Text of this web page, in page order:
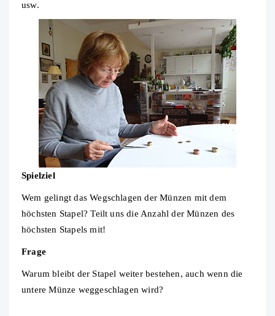
usw.
Spielziel
Wem gelingt das Wegschlagen der Münzen mit dem
höchsten Stapel? Teilt uns die Anzahl der Münzen des
höchsten Stapels mit!
Frage
Warum bleibt der Stapel weiter bestehen, auch wenn die
untere Münze weggeschlagen wird?